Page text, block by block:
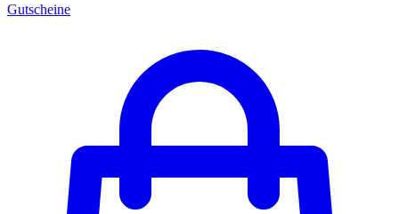
Gutscheine